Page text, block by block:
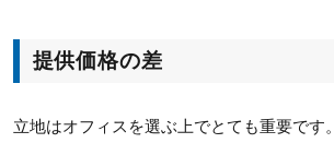
提供価格の差
立地はオフィスを選ぶ上でとても重要です。